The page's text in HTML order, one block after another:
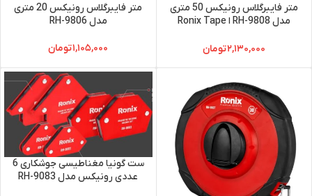
متر فایبرگلاس رونیکس 50 متری
مدل RH-9808 ا Ronix Tape
۲,۱۳۰,۰۰۰تومان
متر فایبرگلاس رونیکس 20 متری
مدل RH-9806
۱,۱۰۵,۰۰۰تومان
ست گونیا مغناطیسی جوشکاری 6
عددی رونیکس مدل RH-9083